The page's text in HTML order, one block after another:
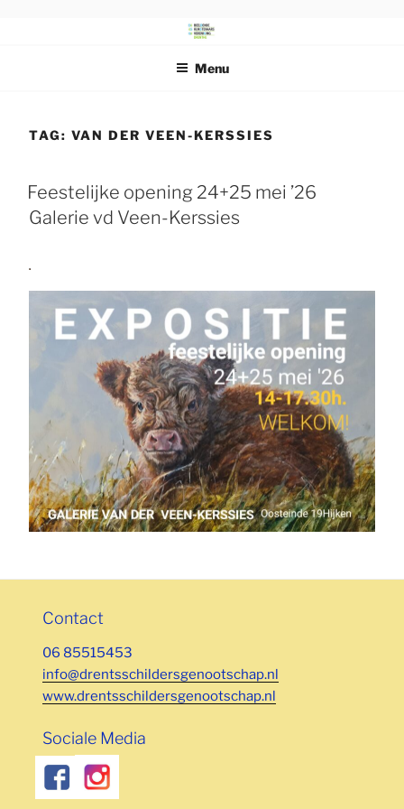
SCHILDERSGENOOTSCHAP
Beeldende Kunstenaars Vereniging Drenthe
Menu
TAG:VAN DER VEEN-KERSSIES
Feestelijke opening 24+25 mei ’26
Galerie vd Veen-Kerssies
Contact
06 85515453
info@drentsschildersgenootschap.nl
www.drentsschildersgenootschap.nl
Sociale Media